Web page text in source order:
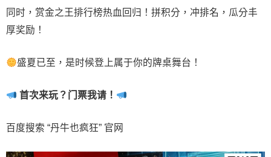
同时，赏金之王排行榜热血回归！拼积分，冲排名，瓜分丰
厚奖励！
盛夏已至，是时候登上属于你的牌桌舞台！
首次来玩？门票我请！
百度搜索 “丹牛也疯狂” 官网